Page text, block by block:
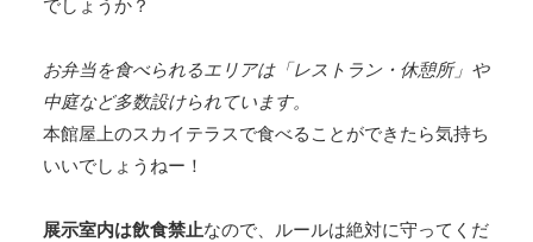
でしょうか？
お弁当を食べられるエリアは「レストラン・休憩所」や
中庭など多数設けられています。
本館屋上のスカイテラスで食べることができたら気持ち
いいでしょうねー！
展示室内は飲食禁止なので、ルールは絶対に守ってくだ